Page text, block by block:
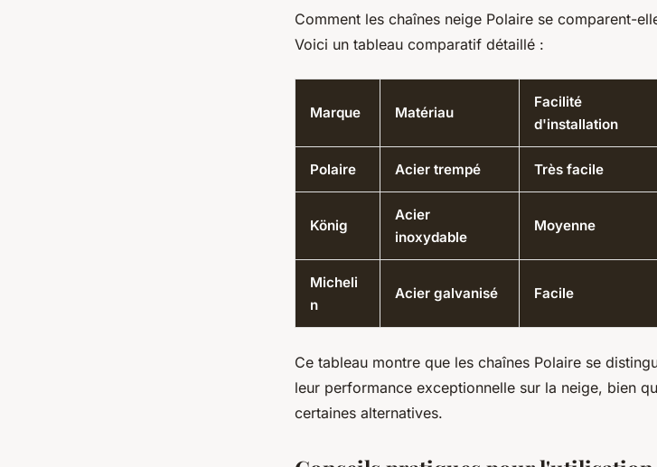
Comment les chaînes neige Polaire se comparent-
Voici un tableau comparatif détaillé :
Marque Matériau
Facilité
d'installation
Polaire Acier trempé Très facile
König
Acier
inoxydable
Moyenne
Micheli
n
Acier galvanisé Facile
Ce tableau montre que les chaînes Polaire se
leur performance exceptionnelle sur la neige, bien
certaines alternatives.